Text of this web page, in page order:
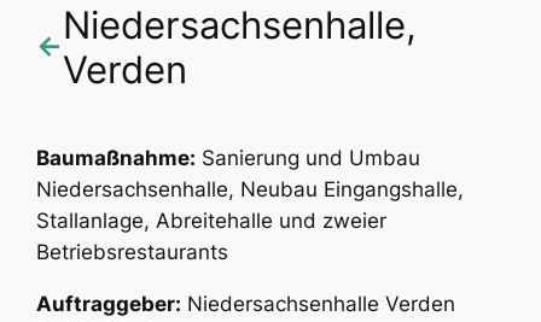
←Niedersachsenhalle,
Verden
Baumaßnahme: Sanierung und Umbau
Niedersachsenhalle, Neubau Eingangshalle,
Stallanlage, Abreitehalle und zweier
Betriebsrestaurants
Auftraggeber: Niedersachsenhalle Verden